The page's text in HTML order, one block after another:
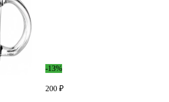
-13%
200 ₽